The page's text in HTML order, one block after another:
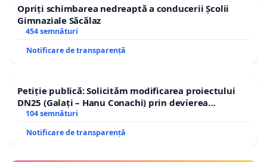
Opriți schimbarea nedreaptă a conducerii Școlii
Gimnaziale Săcălaz
454 semnături
Notificare de transparență
Petiție publică: Solicităm modificarea proiectului
DN25 (Galați – Hanu Conachi) prin devierea
traseului în afara localităților!
104 semnături
Notificare de transparență